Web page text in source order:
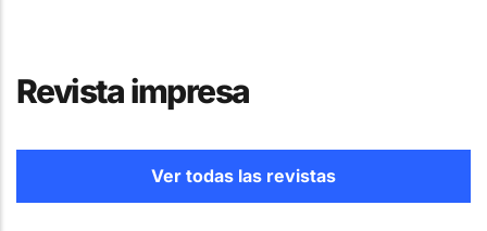
Revista impresa
Ver todas las revistas